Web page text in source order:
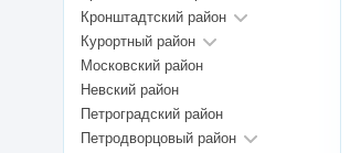
Кронштадтский район
Курортный район
Московский район
Невский район
Петроградский район
Петродворцовый район